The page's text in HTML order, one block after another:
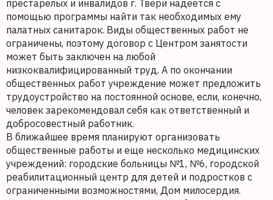
престарелых и инвалидов г. Твери надеется с
помощью программы найти так необходимых ему
палатных санитарок. Виды общественных работ не
ограничены, поэтому договор с Центром занятости
может быть заключен на любой
низкоквалифицированный труд. А по окончании
общественных работ учреждение может предложить
трудоустройство на постоянной основе, если, конечно,
человек зарекомендовал себя как ответственный и
добросовестный работник.
В ближайшее время планируют организовать
общественные работы и еще несколько медицинских
учреждений: городские больницы №1, №6, городской
реабилитационный центр для детей и подростков с
ограниченными возможностями, Дом милосердия.